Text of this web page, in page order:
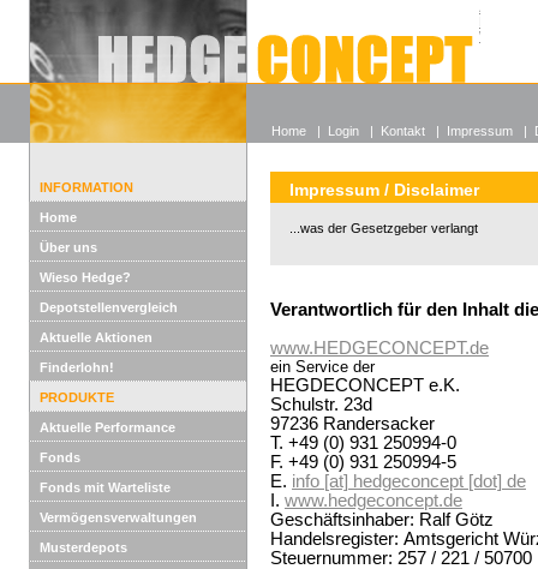
Alle
Wieso
INFORMATION
Home
Über uns
Wieso Hedge?
Depotstellenvergleich
Aktuelle Aktionen
Finderlohn!
PRODUKTE
Aktuelle Performance
Fonds
Fonds mit Warteliste
Vermögensverwaltungen
Musterdepots
Impressum / Disclaimer
...was der Gesetzgeber verlangt
Verantwortlich für den Inhalt
www.HEDGECONCEPT.de
ein Service der
HEGDECONCEPT e.K.
Schulstr. 23d
97236 Randersacker
T. +49 (0) 931 250994-0
F. +49 (0) 931 250994-5
E. info [at] hedgeconcept [dot] de
I. www.hedgeconcept.de
Geschäftsinhaber: Ralf Götz
Handelsregister: Amtsgericht
Steuernummer: 257 / 221 / 50700
Home | Login | Kontakt | Impressum |